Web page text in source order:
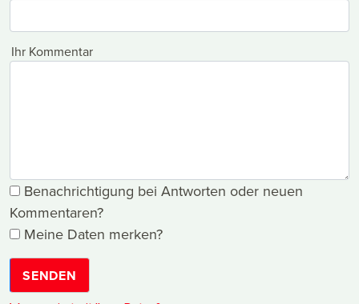
Ihr Kommentar
Benachrichtigung bei Antworten oder neuen
Kommentaren?
Meine Daten merken?
SENDEN